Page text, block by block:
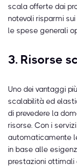
scala offerte dai
notevoli risparmi
le spese generali
3. Risorse
Uno dei vantaggi
scalabilità ed
di prevedere la
risorse. Con i
automaticamente
in base alle
prestazioni ottimali